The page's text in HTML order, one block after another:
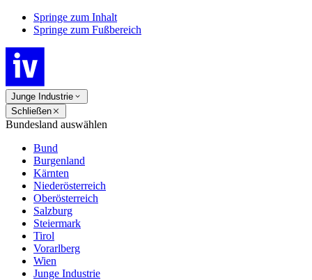
Springe zum Inhalt
Springe zum Fußbereich
Junge Industrie
Schließen
Bundesland auswählen
Bund
Burgenland
Kärnten
Niederösterreich
Oberösterreich
Salzburg
Steiermark
Tirol
Vorarlberg
Wien
Junge Industrie